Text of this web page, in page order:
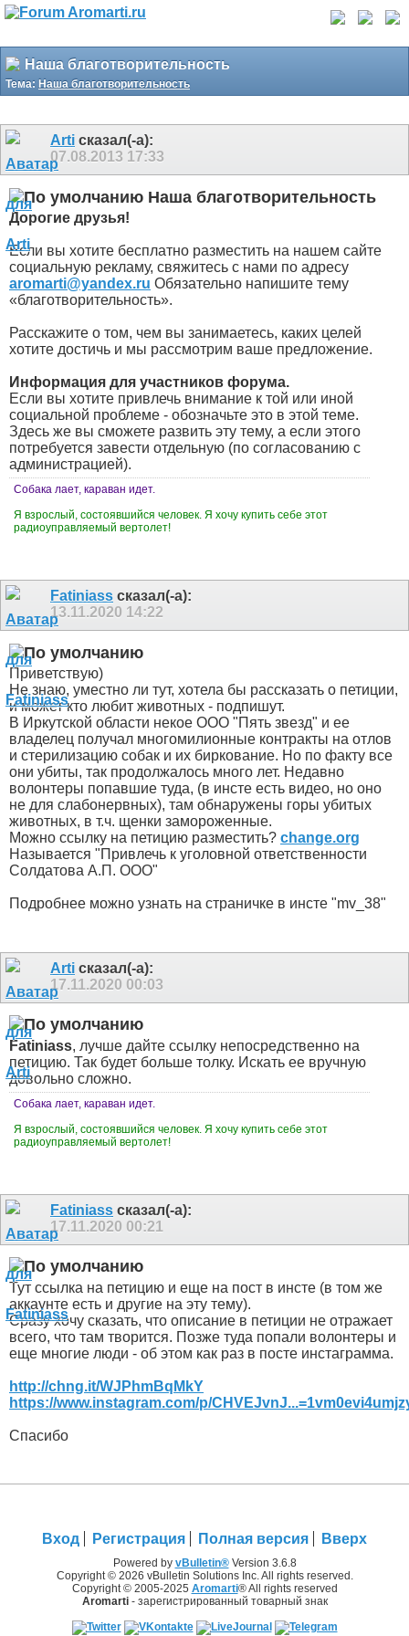
Наша благотворительность
Тема: Наша благотворительность
Arti сказал(-а):
07.08.2013 17:33
Наша благотворительность
Дорогие друзья!
Если вы хотите бесплатно разместить на нашем сайте
социальную рекламу, свяжитесь с нами по адресу
aromarti@yandex.ru Обязательно напишите тему
«благотворительность».
Расскажите о том, чем вы занимаетесь, каких целей
хотите достичь и мы рассмотрим ваше предложение.
Информация для участников форума.
Если вы хотите привлечь внимание к той или иной
социальной проблеме - обозначьте это в этой теме.
Здесь же вы сможете развить эту тему, а если этого
потребуется завести отдельную (по согласованию с
администрацией).
Собака лает, караван идет.
Я взрослый, состоявшийся человек. Я хочу купить себе этот
радиоуправляемый вертолет!
Fatiniass сказал(-а):
13.11.2020 14:22
Приветствую)
Не знаю, уместно ли тут, хотела бы рассказать о петиции,
и может кто любит животных - подпишут.
В Иркутской области некое ООО "Пять звезд" и ее
владелец получал многомилионные контракты на отлов
и стерилизацию собак и их биркование. Но по факту все
они убиты, так продолжалось много лет. Недавно
волонтеры попавшие туда, (в инсте есть видео, но оно
не для слабонервных), там обнаружены горы убитых
животных, в т.ч. щенки замороженные.
Можно ссылку на петицию разместить? change.org
Называется "Привлечь к уголовной ответственности
Солдатова А​.​П. ООО"
Подробнее можно узнать на страничке в инсте "mv_38"
Arti сказал(-а):
17.11.2020 00:03
Fatiniass, лучше дайте ссылку непосредственно на
петицию. Так будет больше толку. Искать ее вручную
довольно сложно.
Собака лает, караван идет.
Я взрослый, состоявшийся человек. Я хочу купить себе этот
радиоуправляемый вертолет!
Fatiniass сказал(-а):
17.11.2020 00:21
Тут ссылка на петицию и еще на пост в инсте (в том же
аккаунте есть и другие на эту тему).
Сразу хочу сказать, что описание в петиции не отражает
всего, что там творится. Позже туда попали волонтеры и
еще многие люди - об этом как раз в посте инстаграмма.
http://chng.it/WJPhmBqMkY
https://www.instagram.com/p/
Спасибо
Вход Регистрация Полная версия Вверх
Powered by vBulletin®Version 3.6.8
Copyright © 2026 vBulletin Solutions Inc. All rights reserved.
Copyright © 2005-2025 Aromarti® All rights reserved
Aromarti- зарегистрированный товарный знак